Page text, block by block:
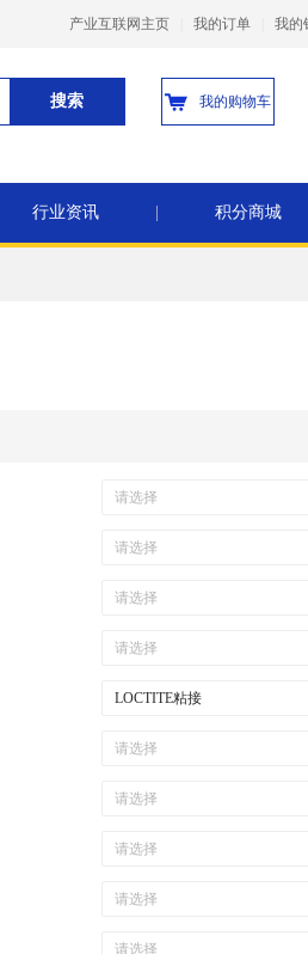
产业互联网主页 我的订单 我的
搜索 我的购物车
行业资讯 积分商城